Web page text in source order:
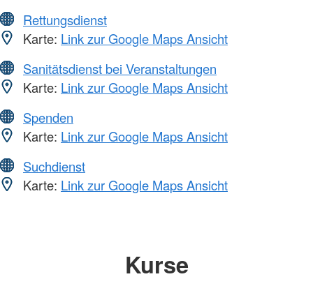
Rettungsdienst
Karte: Link zur Google Maps Ansicht
Sanitätsdienst bei Veranstaltungen
Karte: Link zur Google Maps Ansicht
Spenden
Karte: Link zur Google Maps Ansicht
Suchdienst
Karte: Link zur Google Maps Ansicht
Kurse